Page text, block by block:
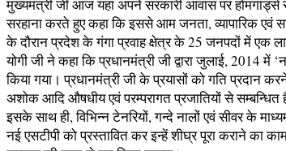
मुख्यमंत्री जी आज यहां अपने सरकारी आवास पर होमगार्ड्स
सरहाना करते हुए कहा कि इससे आम जनता, व्यापारिक एवं
के दौरान प्रदेश के गंगा प्रवाह क्षेत्र के 25 जनपदों में एक
योगी जी ने कहा कि प्रधानमंत्री जी द्वारा जुलाई,
किया गया। प्रधानमंत्री जी के प्रयासों को गति प्रदान
अशोक आदि औषधीय एवं परम्परागत प्रजातियों से
इसके साथ ही, विभिन्न टेनरियों, गन्दे नालों एवं सीवर के
नई एसटीपी को प्रस्तावित कर इन्हें शीघ्र पूरा कराने का